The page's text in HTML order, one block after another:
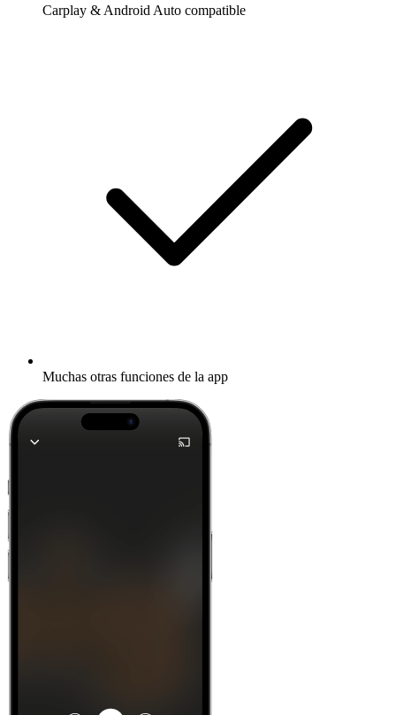
Carplay & Android Auto compatible
Muchas otras funciones de la app